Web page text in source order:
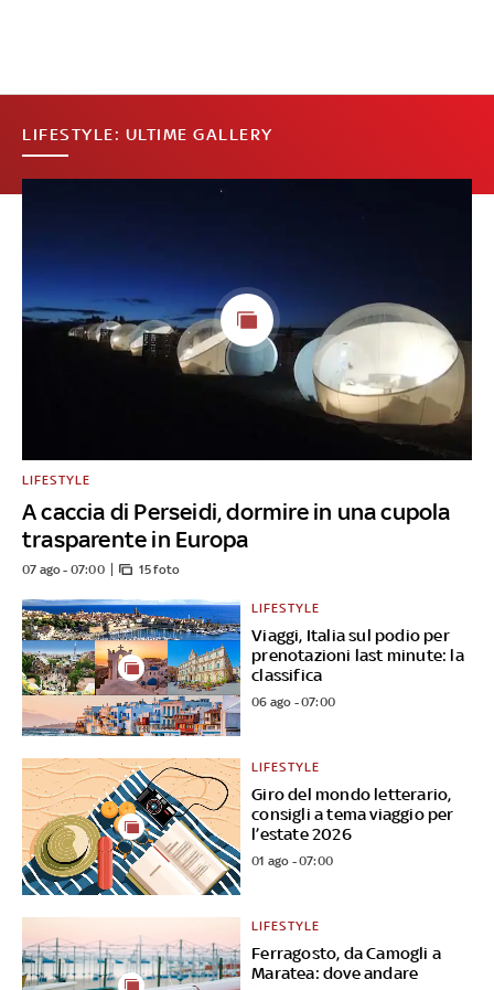
LIFESTYLE: ULTIME GALLERY
A caccia di Perseidi, dormire in una cupola
trasparente in Europa
LIFESTYLE
07 ago - 07:00 15 foto
Viaggi, Italia sul podio per
prenotazioni last minute: la
classifica
LIFESTYLE
06 ago - 07:00
Giro del mondo letterario,
consigli a tema viaggio per
l’estate 2026
LIFESTYLE
01 ago - 07:00
Ferragosto, da Camogli a
Maratea: dove andare
LIFESTYLE